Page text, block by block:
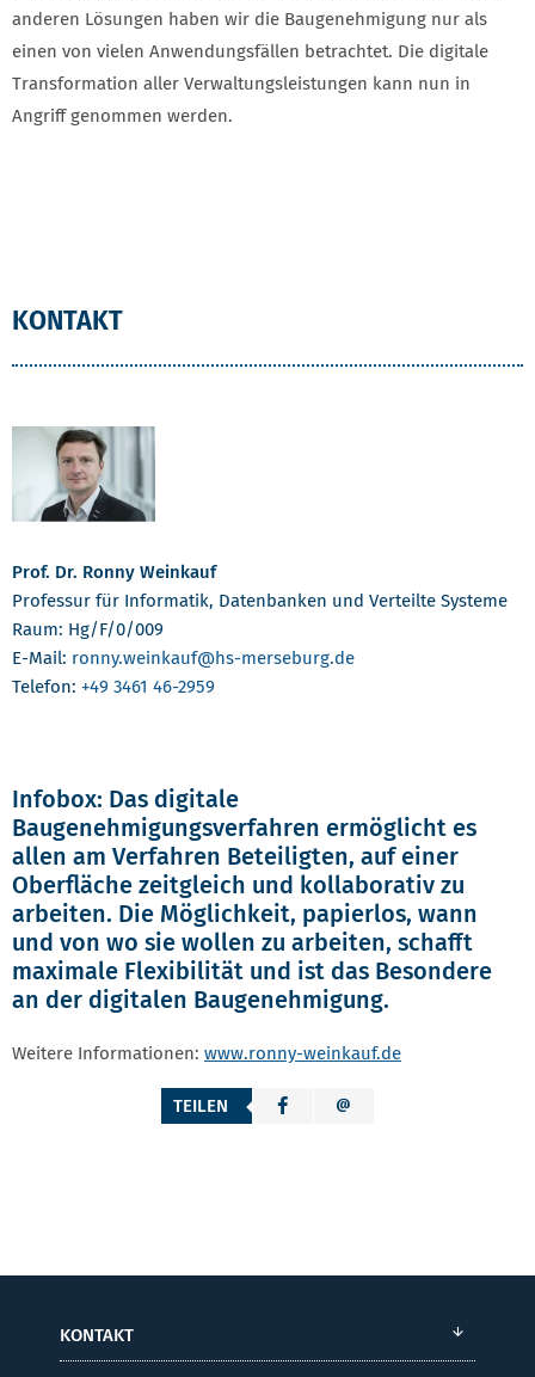
anderen Lösungen haben wir die Baugenehmigung nur als
einen von vielen Anwendungsfällen betrachtet. Die digitale
Transformation aller Verwaltungsleistungen kann nun in
Angriff genommen werden.
KONTAKT
Prof. Dr. Ronny Weinkauf
Professur für Informatik, Datenbanken und Verteilte Systeme
Raum: Hg/F/0/009
E-Mail: ronny.weinkauf@hs-merseburg.de
Telefon: +49 3461 46-2959
Infobox: Das digitale
Baugenehmigungsverfahren ermöglicht es
allen am Verfahren Beteiligten, auf einer
Oberfläche zeitgleich und kollaborativ zu
arbeiten. Die Möglichkeit, papierlos, wann
und von wo sie wollen zu arbeiten, schafft
maximale Flexibilität und ist das Besondere
an der digitalen Baugenehmigung.
Weitere Informationen: www.ronny-weinkauf.de
TEILEN
KONTAKT